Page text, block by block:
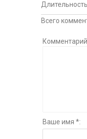
Всего
Ваше имя *: